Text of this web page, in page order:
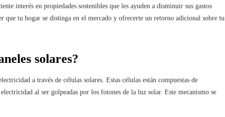
interés en propiedades sostenibles que les ayuden a disminuir sus gastos
que tu hogar se distinga en el mercado y ofrecerte un retorno adicional sobre tu
solares?
a través de células solares. Estas células están compuestas de
al ser golpeadas por los fotones de la luz solar. Este mecanismo se